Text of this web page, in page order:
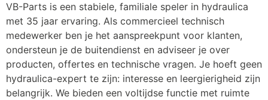
VB-Parts is een stabiele, familiale speler in hydraulica
met 35 jaar ervaring. Als commercieel technisch
medewerker ben je het aanspreekpunt voor klanten,
ondersteun je de buitendienst en adviseer je over
producten, offertes en technische vragen. Je hoeft geen
hydraulica-expert te zijn: interesse en leergierigheid zijn
belangrijk. We bieden een voltijdse functie met ruimte